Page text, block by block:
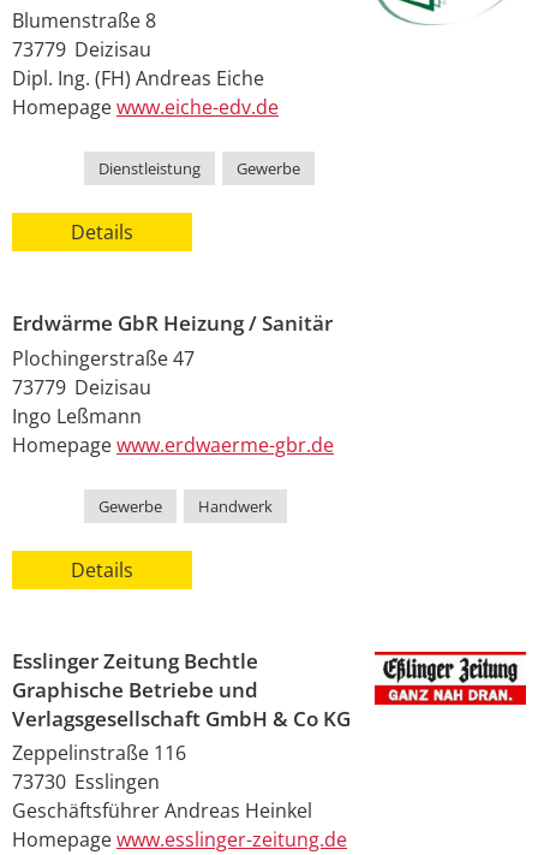
Blumenstraße 8
73779 Deizisau
Dipl. Ing. (FH) Andreas Eiche
Homepagewww.eiche-edv.de
Dienstleistung Gewerbe
Details
Erdwärme GbR Heizung / Sanitär
Plochingerstraße 47
73779 Deizisau
Ingo Leßmann
Homepagewww.erdwaerme-gbr.de
Gewerbe Handwerk
Details
Esslinger Zeitung Bechtle
Graphische Betriebe und
Verlagsgesellschaft GmbH & Co KG
Zeppelinstraße 116
73730 Esslingen
GeschäftsführerAndreas Heinkel
Homepagewww.esslinger-zeitung.de